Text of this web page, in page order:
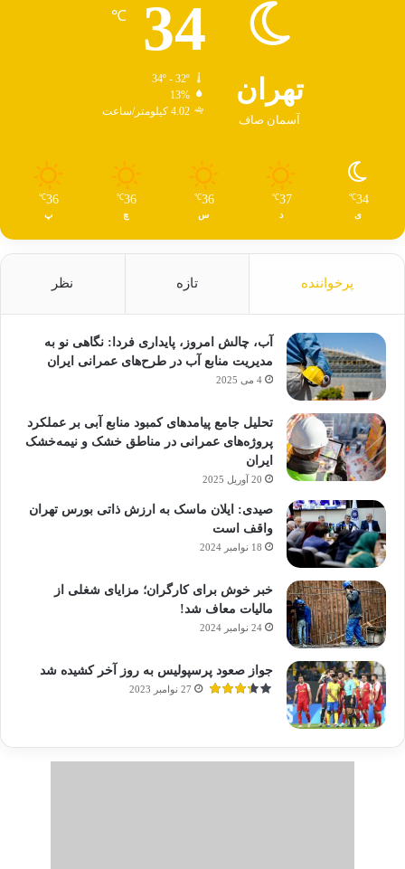
تهران
آسمان صاف
34
℃
34º - 32º
13%
4.02 کیلومتر/ساعت
34
℃
ی
37
℃
د
36
℃
س
36
℃
چ
36
℃
پ
پرخواننده تازه نظر
آب، چالش امروز، پایداری فردا: نگاهی نو به
مدیریت منابع آب در طرح‌های عمرانی ایران
4 می 2025
تحلیل جامع پیامدهای کمبود منابع آبی بر عملکرد
پروژه‌های عمرانی در مناطق خشک و نیمه‌خشک
ایران
20 آوریل 2025
صیدی: ایلان ماسک به ارزش ذاتی بورس تهران
واقف است
18 نوامبر 2024
خبر خوش برای کارگران؛ مزایای شغلی از
مالیات معاف شد!
24 نوامبر 2024
جواز صعود پرسپولیس به روز آخر کشیده شد
27 نوامبر 2023